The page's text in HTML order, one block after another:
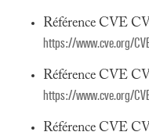
Référence CVE
https://www.cve.org/
Référence CVE
https://www.cve.org/
Référence CVE